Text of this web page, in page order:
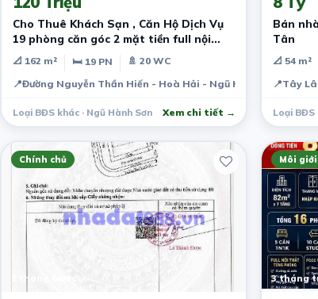
Cho Thuê Khách Sạn , Căn Hộ Dịch Vụ
19 phòng căn góc 2 mặt tiền full nội
thất
📐 162 m² 🛏 19 PN
🚿 20 WC
📍Đường Nguyễn Thần Hiến - Hoà Hải - Ngũ Hành Sơn - Đà
Loại BĐS khác · Ngũ Hành Sơn Xem chi tiết →
Bán
Tân
📐 54 m²
📍Tây
Loại BĐS
Chính chủ
2 tháng trước
Môi giới
3 tháng